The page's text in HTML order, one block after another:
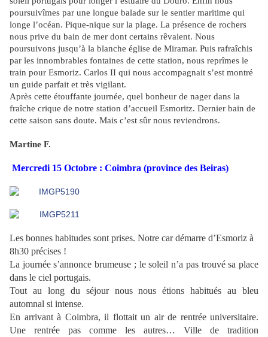
poursuivîmes par une longue balade sur le sentier maritime qui
longe l’océan. Pique-nique sur la plage. La présence de rochers
nous prive du bain de mer dont certains rêvaient. Nous
poursuivons jusqu’à la blanche église de Miramar. Puis rafraîchis
par les innombrables fontaines de cette station, nous reprîmes le
train pour Esmoriz. Carlos II qui nous accompagnait s’est montré
un guide parfait et très vigilant.
Après cette étouffante journée, quel bonheur de nager dans la
fraîche crique de notre station d’accueil Esmoritz. Dernier bain de
cette saison sans doute. Mais c’est sûr nous reviendrons.
Martine F.
Mercredi 15 Octobre : Coimbra (province des Beiras)
Les bonnes habitudes sont prises. Notre car démarre d’Esmoriz à
8h30 précises !
La journée s’annonce brumeuse ; le soleil n’a pas trouvé sa place
dans le ciel portugais.
Tout au long du séjour nous nous étions habitués au bleu
automnal si intense.
En arrivant à Coimbra, il flottait un air de rentrée universitaire.
Une rentrée pas comme les autres… Ville de tradition